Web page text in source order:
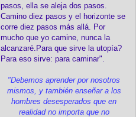
pasos, ella se aleja dos pasos.
Camino diez pasos y el horizonte se
corre diez pasos más allá. Por
mucho que yo camine, nunca la
alcanzaré.Para que sirve la utopía?
Para eso sirve: para caminar".
"Debemos aprender por nosotros
mismos, y también enseñar a los
hombres desesperados que en
realidad no importa que no